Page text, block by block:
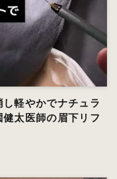
軽やかでナチュラ
太医師の眉下リフ